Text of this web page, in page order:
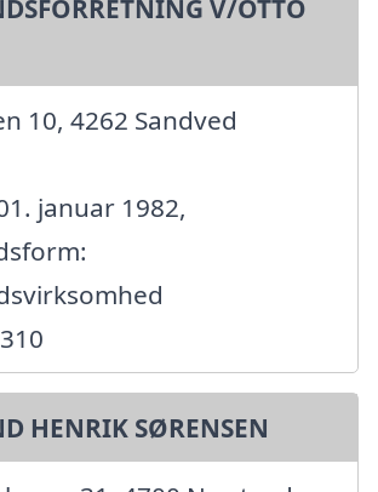
V/OTTO
10, 4262 Sandved
januar 1982,
HENRIK SØRENSEN